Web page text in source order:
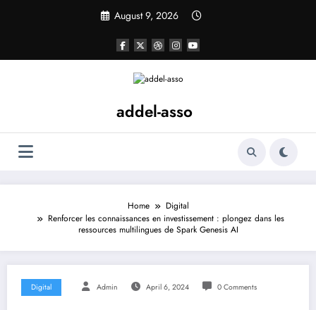
August 9, 2026
addel-asso
Home
Digital
Renforcer les connaissances en investissement : plongez dans les
ressources multilingues de Spark Genesis AI
Digital Admin April 6, 2024 0 Comments